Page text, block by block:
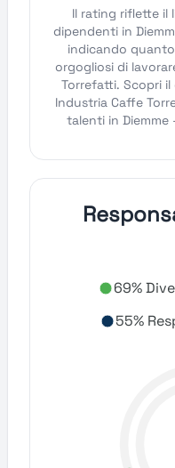
Il rating riflette il
dipendenti in
indicando
orgogliosi di
Torrefatti. Scopri il
Industria Caffe
talenti in
69%
55%